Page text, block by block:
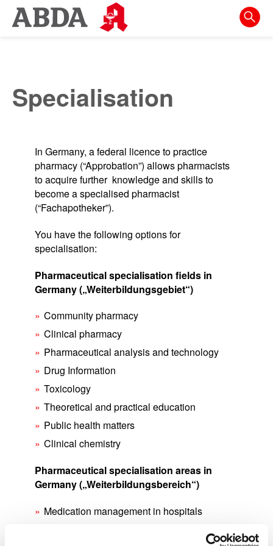
Instanly
jump
Main
Navigation
Meta
Navigation
Jump
Jump
search
Specialisation
In Germany, a federal licence to practice
pharmacy (“Approbation”) allows pharmacists
to acquire further knowledge and skills to
become a specialised pharmacist
(“Fachapotheker”).
You have the following options for
specialisation:
Pharmaceutical specialisation fields in
Germany („Weiterbildungsgebiet“)
Community pharmacy
Clinical pharmacy
Pharmaceutical analysis and technology
Drug Information
Toxicology
Theoretical and practical education
Public health matters
Clinical chemistry
Pharmaceutical specialisation areas in
Germany („Weiterbildungsbereich“)
Medication management in hospitals